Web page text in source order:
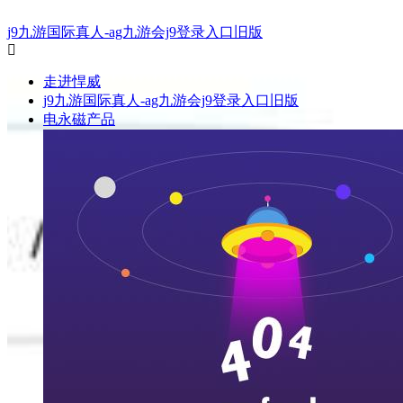
j9九游国际真人-ag九游会j9登录入口旧版
走进悍威
j9九游国际真人-ag九游会j9登录入口旧版
电永磁产品